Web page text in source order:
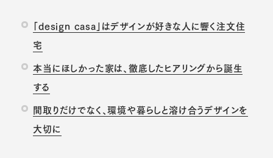
「design casa」はデザインが好きな人に響く注文住
宅
本当にほしかった家は、徹底したヒアリングから誕生
する
間取りだけでなく、環境や暮らしと溶け合うデザインを
大切に